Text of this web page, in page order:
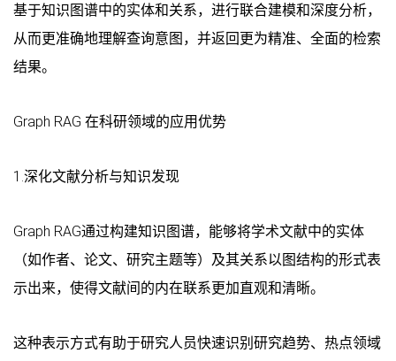
基于知识图谱中的实体和关系，进行联合建模和深度分析，
从而更准确地理解查询意图，并返回更为精准、全面的检索
结果。
Graph RAG 在科研领域的应用优势
1.深化文献分析与知识发现
Graph RAG通过构建知识图谱，能够将学术文献中的实体
（如作者、论文、研究主题等）及其关系以图结构的形式表
示出来，使得文献间的内在联系更加直观和清晰。
这种表示方式有助于研究人员快速识别研究趋势、热点领域